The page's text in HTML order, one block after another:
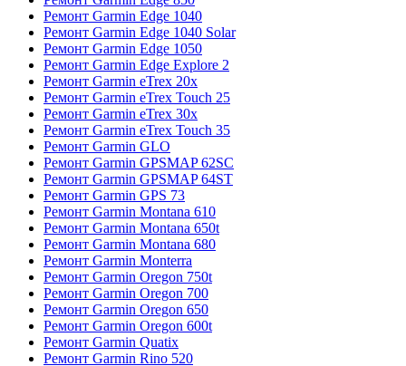
Ремонт Garmin Edge 1040
Ремонт Garmin Edge 1040 Solar
Ремонт Garmin Edge 1050
Ремонт Garmin Edge Explore 2
Ремонт Garmin eTrex 20x
Ремонт Garmin eTrex Touch 25
Ремонт Garmin eTrex 30x
Ремонт Garmin eTrex Touch 35
Ремонт Garmin GLO
Ремонт Garmin GPSMAP 62SC
Ремонт Garmin GPSMAP 64ST
Ремонт Garmin GPS 73
Ремонт Garmin Montana 610
Ремонт Garmin Montana 650t
Ремонт Garmin Montana 680
Ремонт Garmin Monterra
Ремонт Garmin Oregon 750t
Ремонт Garmin Oregon 700
Ремонт Garmin Oregon 650
Ремонт Garmin Oregon 600t
Ремонт Garmin Quatix
Ремонт Garmin Rino 520